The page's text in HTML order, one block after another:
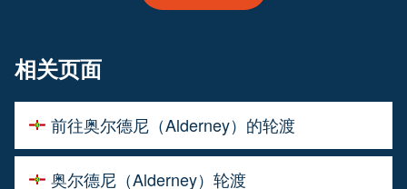
相关页面
前往奥尔德尼（Alderney）的轮渡
奥尔德尼（Alderney）轮渡